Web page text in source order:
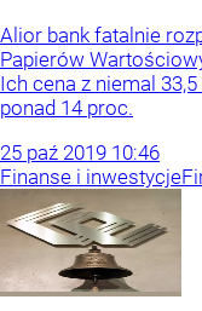
Alior bank fatalnie
Papierów
Ich cena z niemal 33,5
ponad 14 proc.
25 paź 2019 10:46
Finanse i inwestycje